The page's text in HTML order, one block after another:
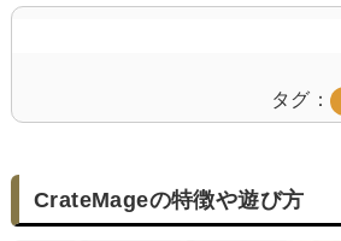
タグ
CrateMageの特徴や遊び方